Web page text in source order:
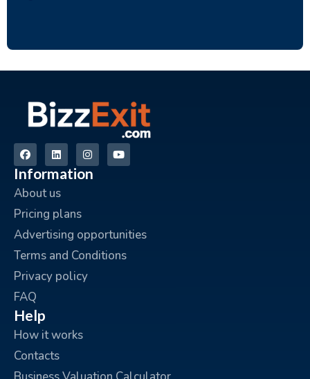
Information
About us
Pricing plans
Advertising opportunities
Terms and Conditions
Privacy policy
FAQ
Help
How it works
Contacts